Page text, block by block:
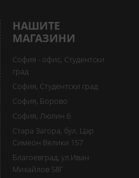
НАШИТЕ
МАГАЗИНИ
София - офис, Студентски
град
София, Студентски град
София, Борово
София, Люлин 6
Стара Загора, бул. Цар
Симеон Велики 157
Благоевград, ул.Иван
Михайлов 58Г